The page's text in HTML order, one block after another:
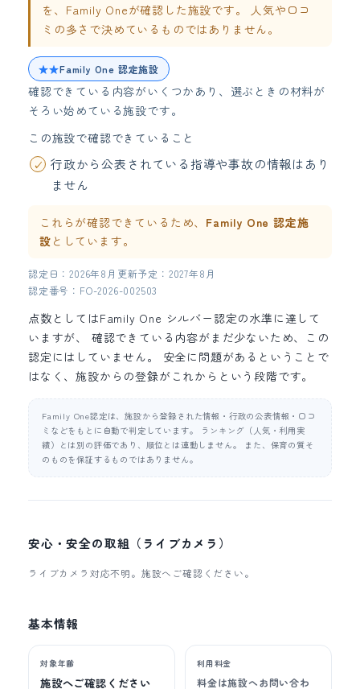
を、Family Oneが確認した施設です。 人気や口コ
ミの多さで決めているものではありません。
★★Family One 認定施設
確認できている内容がいくつかあり、選ぶときの材料が
そろい始めている施設です。
この施設で確認できていること
行政から公表されている指導や事故の情報はあり
ません
これらが確認できているため、 Family One 認定施
設 としています。
認定日：2026年8月 更新予定：2027年8月
認定番号：FO-2026-002503
点数としてはFamily One シルバー認定の水準に達して
いますが、 確認できている内容がまだ少ないため、この
認定にはしていません。 安全に問題があるということで
はなく、施設からの登録がこれからという段階です。
Family One認定は、施設から登録された情報・行政の公表情報・口コ
ミなどをもとに自動で判定しています。 ランキング（人気・利用実
績）とは別の評価であり、順位とは連動しません。 また、保育の質そ
のものを保証するものではありません。
安心・安全の取組（ライブカメラ）
ライブカメラ対応不明。施設へご確認ください。
基本情報
対象年齢
施設へご確認ください
利用料金
料金は施設へお問い合わ